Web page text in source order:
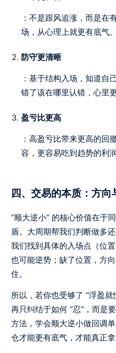
：不是跟风追涨，而是在
场，从心理上就更有底气。
防守更清晰
：基于结构入场，知道自
错了该在哪里认错，心里更
盈亏比更高
：高盈亏比带来更高的回
容，更容易吃到趋势的利润
四、交易的本质：方向
“顺大逆小” 的核心价值在于
盾。大周期帮我们判断做多
我们找到具体的入场点（位
也可能逆势；缺了位置，方
住。
所以，若你也受够了 “浮盈
再只纠结于如何 “忍”，而是
方法，学会顺大逆小做回调
仓才能更有底气，才能真正